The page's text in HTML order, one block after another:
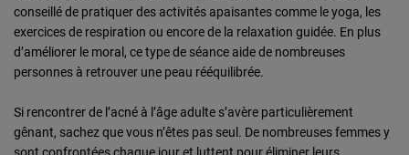
conseillé de pratiquer des activités apaisantes comme le yoga, les
exercices de respiration ou encore de la relaxation guidée. En plus
d’améliorer le moral, ce type de séance aide de nombreuses
personnes à retrouver une peau rééquilibrée.
Si rencontrer de l’acné à l’âge adulte s’avère particulièrement
gênant, sachez que vous n’êtes pas seul. De nombreuses femmes y